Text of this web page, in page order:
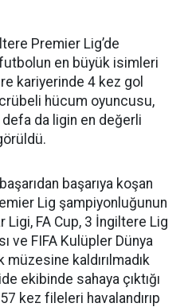
Premier Lig’de
en büyük isimleri
kariyerinde 4 kez gol
hücum oyuncusu,
defa da ligin en değerli
başarıya koşan
Lig şampiyonluğunun
Ligi, FA Cup, 3 İngiltere Lig
ve FIFA Kulüpler Dünya
kaldırılmadık
ekibinde sahaya çıktığı
kez fileleri havalandırıp